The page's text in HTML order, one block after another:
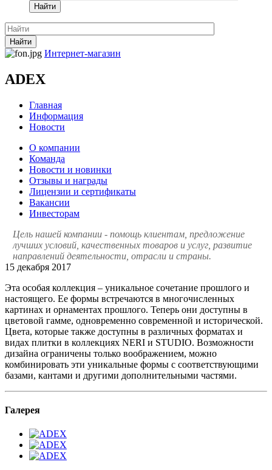
Найти
Найти
Интернет-магазин
ADEX
Главная
Информация
Новости
О компании
Команда
Новости и новинки
Отзывы и награды
Лицензии и сертификаты
Вакансии
Инвесторам
Цель нашей компании - помощь клиентам, предложение
лучших условий, качественных товаров и услуг, развитие
направлений деятельности, отрасли и страны.
15 декабря 2017
Эта особая коллекция – уникальное сочетание прошлого и
настоящего. Ее формы встречаются в многочисленных
картинах и орнаментах прошлого. Теперь они доступны в
цветовой гамме, одновременно современной и исторической.
Цвета, которые также доступны в различных форматах и
видах плитки в коллекциях NERI и STUDIO. Возможности
дизайна ограничены только воображением, можно
комбинировать эти уникальные формы с соответствующими
базами, кантами и другими дополнительными частями.
Галерея